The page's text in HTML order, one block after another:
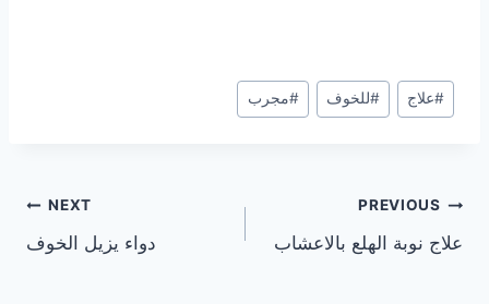
Post
Tags:
#علاج #للخوف #مجرب
تصفّح
المقالات
PREVIOUS
علاج نوبة الهلع بالاعشاب
NEXT
دواء يزيل الخوف